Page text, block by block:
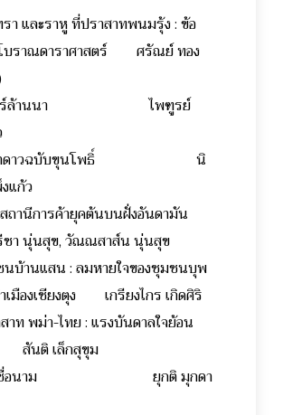
า และราหู ที่ปราสาทพนมรุ้ง : ข้อ
โบราณดาราศาสตร์ ศรัณย์ ทอง
สตร์ล้านนา ไพฑูรย์
ราดาวฉบับขุนโพธิ์ นิ
แก้ว
สถานีการค้ายุคต้นบนฝั่งอันดามัน
นสุข, วัณณสาส์น นุ่นสุข
บ้านแสน : ลมหายใจของชุมชนบุพ
เมืองเชียงตุง เกรียงไกร เกิดศิริ
าท พม่า-ไทย : แรงบันดาลใจย้อน
ติ เล็กสุขุม
ยด ชื่อนาม ยุกติ มุกดา